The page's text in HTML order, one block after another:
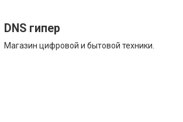
DNS гипер
Магазин цифровой и бытовой техники.